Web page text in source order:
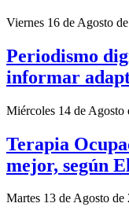
Viernes 16 de Agosto
Periodismo
informar
Miércoles 14 de Agosto
Terapia
mejor, según
Martes 13 de Agosto de